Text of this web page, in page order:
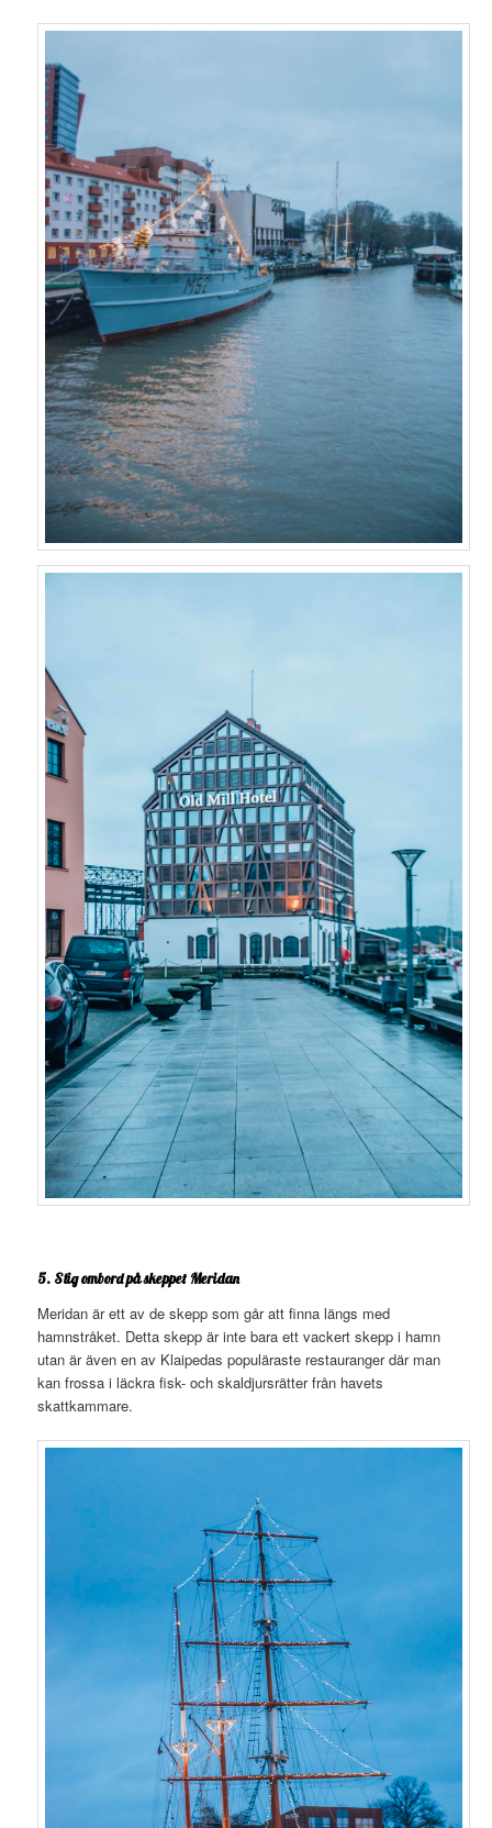
5. Stig ombord på skeppet Meridan
Meridan är ett av de skepp som går att finna längs med
hamnstråket. Detta skepp är inte bara ett vackert skepp i hamn
utan är även en av Klaipedas populäraste restauranger där man
kan frossa i läckra fisk- och skaldjursrätter från havets
skattkammare.